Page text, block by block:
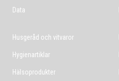
Data
Husgeråd och vitvaror
Hygienartiklar
Hälsoprodukter